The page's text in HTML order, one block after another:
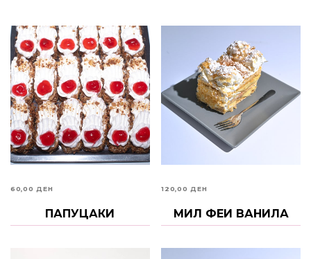
60,00 ДЕН
ДОДАЈ ВО КОШНИЦА
ПАПУЦАКИ
120,00 ДЕН
ДОДАЈ ВО КОШНИЦА
МИЛ ФЕИ ВАНИЛА